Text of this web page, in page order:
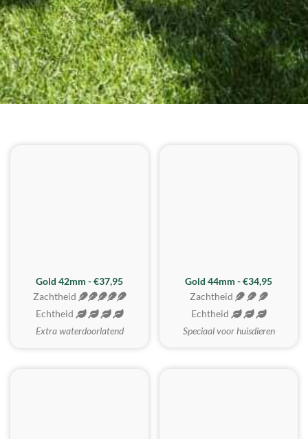
ZACHTSTE
Gold 42mm - €37,95
Zachtheid
Echtheid
Extra waterdoorlatend
Gold 44mm - €34,95
Zachtheid
Echtheid
Speciaal voor huisdieren